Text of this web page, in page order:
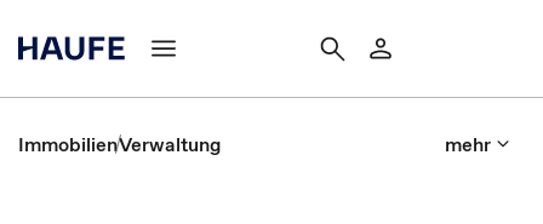
ImmobilienVerwaltung mehr